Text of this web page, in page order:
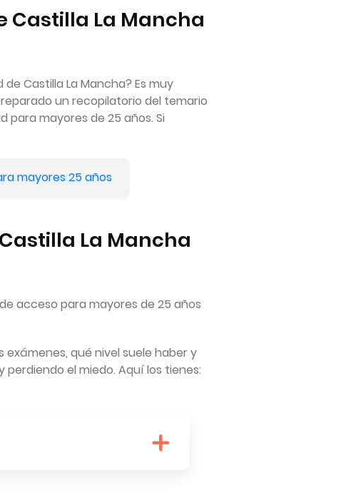
Castilla La Mancha
Castilla La Mancha? Es muy
un recopilatorio del temario
mayores de 25 años. Si
mayores 25 años
La Mancha
acceso para mayores de 25 años
qué nivel suele haber y
el miedo. Aquí los tienes: